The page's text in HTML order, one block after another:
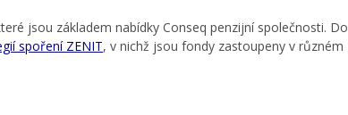
jsou základem nabídky Conseq penzijní společnosti. Do
spoření ZENIT, v nichž jsou fondy zastoupeny v různém